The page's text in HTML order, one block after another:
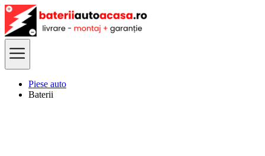
Piese auto
Baterii